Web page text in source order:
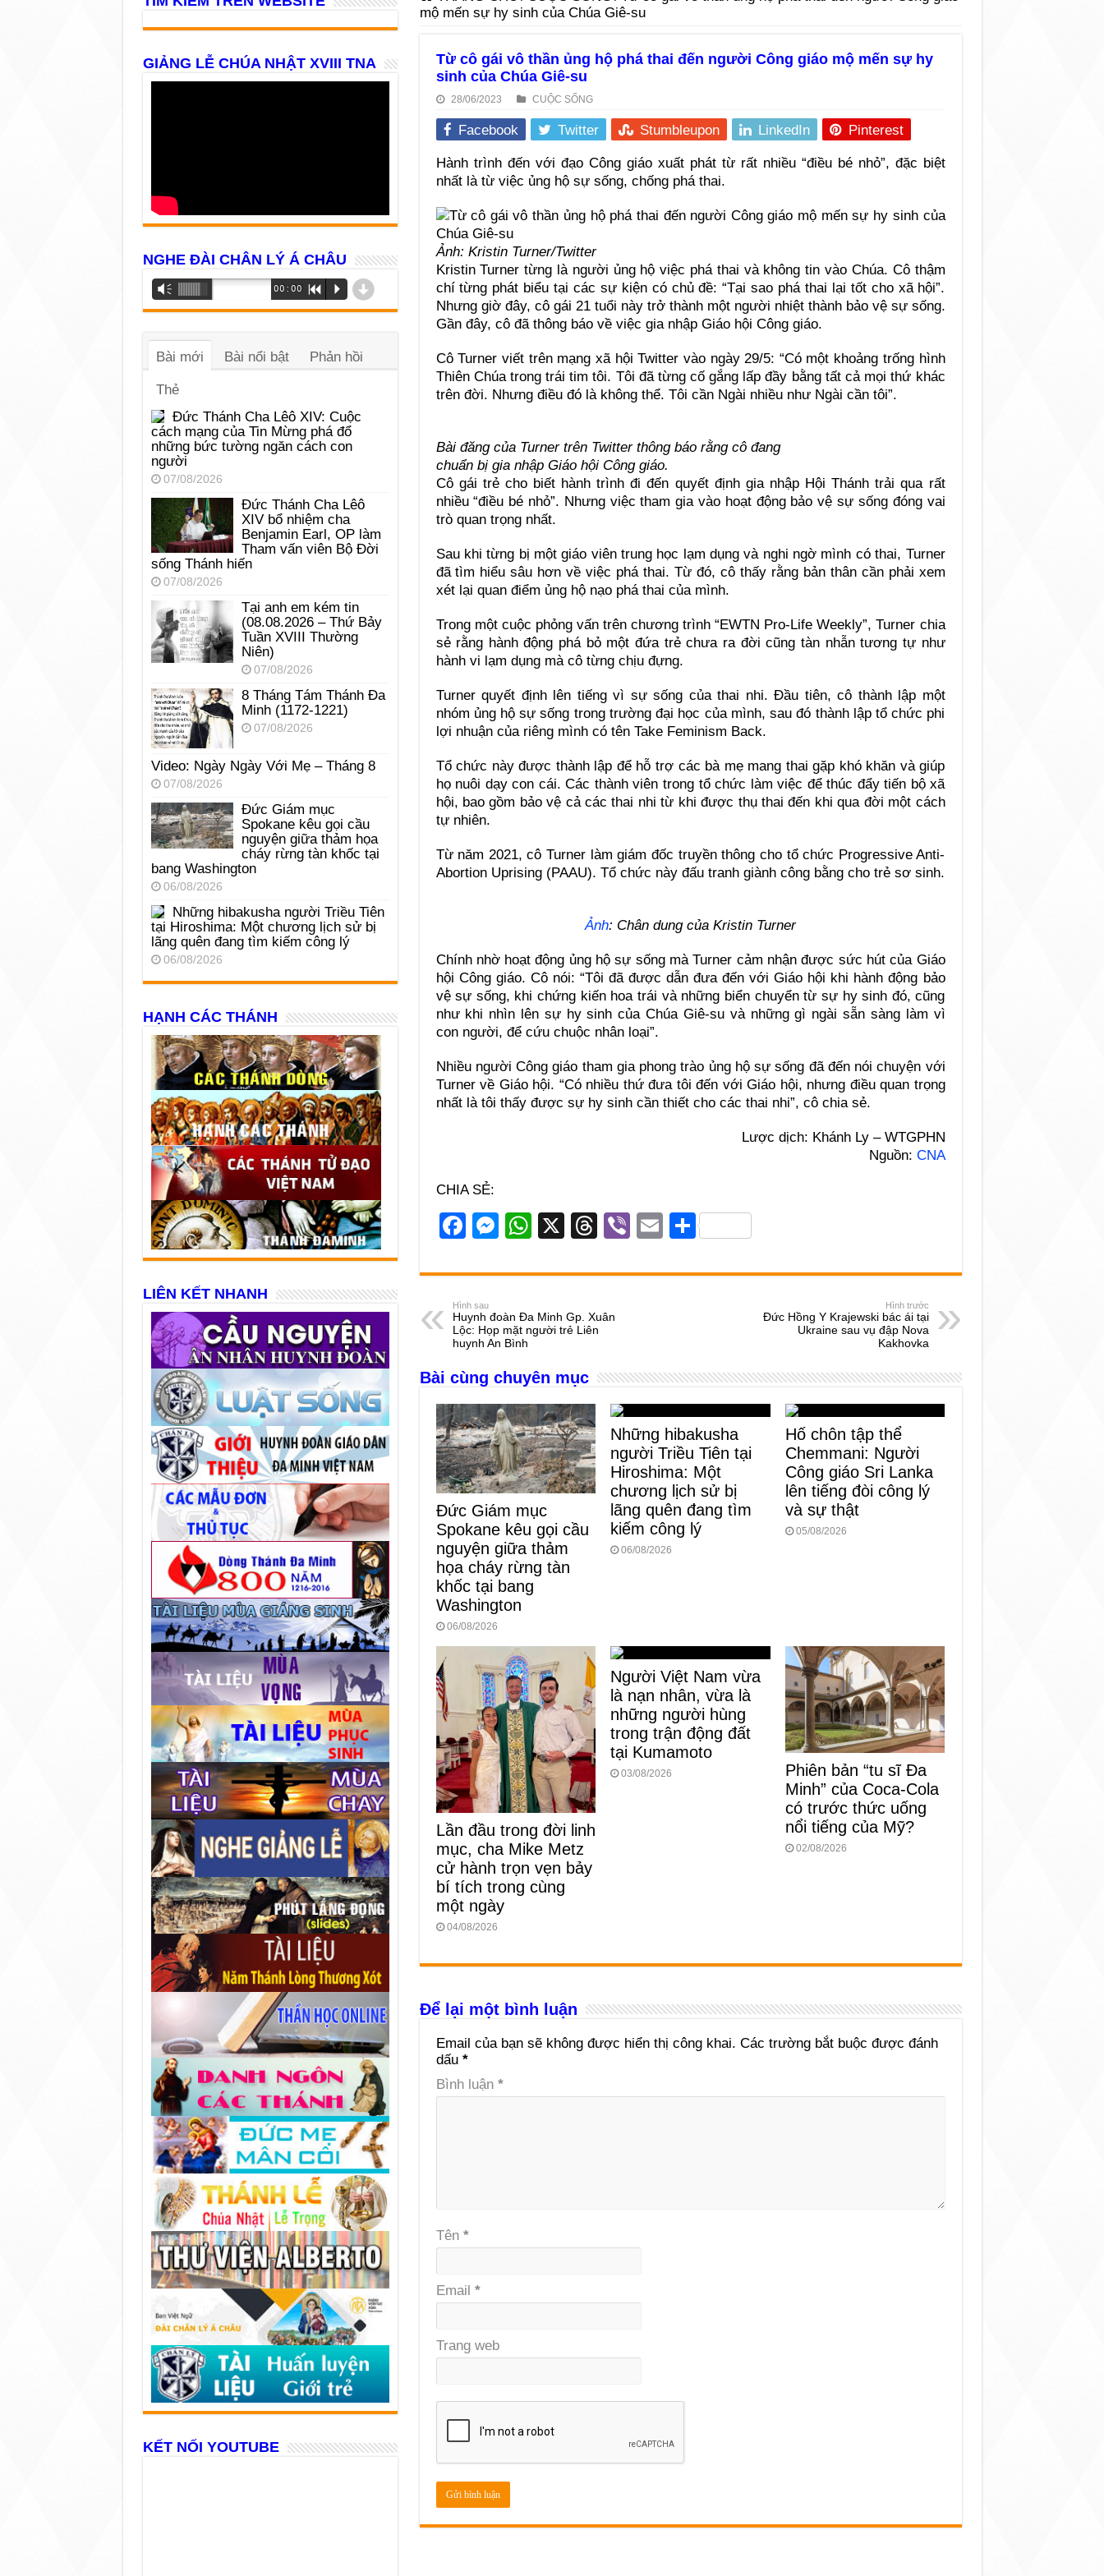
mộ mến sự hy sinh của Chúa Giê-su
Từ cô gái vô thần ủng hộ phá thai đến người Công giáo mộ mến sự hy
sinh của Chúa Giê-su
28/06/2023 CUỘC SỐNG
Facebook Twitter Stumbleupon LinkedIn Pinterest
Hành trình đến với đạo Công giáo xuất phát từ rất nhiều “điều bé nhỏ”, đặc biệt
nhất là từ việc ủng hộ sự sống, chống phá thai.
Ảnh: Kristin Turner/Twitter
Kristin Turner từng là người ủng hộ việc phá thai và không tin vào Chúa. Cô thậm
chí từng phát biểu tại các sự kiện có chủ đề: “Tại sao phá thai lại tốt cho xã hội”.
Nhưng giờ đây, cô gái 21 tuổi này trở thành một người nhiệt thành bảo vệ sự sống.
Gần đây, cô đã thông báo về việc gia nhập Giáo hội Công giáo.
Cô Turner viết trên mạng xã hội Twitter vào ngày 29/5: “Có một khoảng trống hình
Thiên Chúa trong trái tim tôi. Tôi đã từng cố gắng lấp đầy bằng tất cả mọi thứ khác
trên đời. Nhưng điều đó là không thể. Tôi cần Ngài nhiều như Ngài cần tôi”.
Bài đăng của Turner trên Twitter thông báo rằng cô đang
chuẩn bị gia nhập Giáo hội Công giáo.
Cô gái trẻ cho biết hành trình đi đến quyết định gia nhập Hội Thánh trải qua rất
nhiều “điều bé nhỏ”. Nhưng việc tham gia vào hoạt động bảo vệ sự sống đóng vai
trò quan trọng nhất.
Sau khi từng bị một giáo viên trung học lạm dụng và nghi ngờ mình có thai, Turner
đã tìm hiểu sâu hơn về việc phá thai. Từ đó, cô thấy rằng bản thân cần phải xem
xét lại quan điểm ủng hộ nạo phá thai của mình.
Trong một cuộc phỏng vấn trên chương trình “EWTN Pro-Life Weekly”, Turner chia
sẻ rằng hành động phá bỏ một đứa trẻ chưa ra đời cũng tàn nhẫn tương tự như
hành vi lạm dụng mà cô từng chịu đựng.
Turner quyết định lên tiếng vì sự sống của thai nhi. Đầu tiên, cô thành lập một
nhóm ủng hộ sự sống trong trường đại học của mình, sau đó thành lập tổ chức phi
lợi nhuận của riêng mình có tên Take Feminism Back.
Tổ chức này được thành lập để hỗ trợ các bà mẹ mang thai gặp khó khăn và giúp
họ nuôi dạy con cái. Các thành viên trong tổ chức làm việc để thúc đẩy tiến bộ xã
hội, bao gồm bảo vệ cả các thai nhi từ khi được thụ thai đến khi qua đời một cách
tự nhiên.
Từ năm 2021, cô Turner làm giám đốc truyền thông cho tổ chức Progressive Anti-
Abortion Uprising (PAAU). Tổ chức này đấu tranh giành công bằng cho trẻ sơ sinh.
Ảnh: Chân dung của Kristin Turner
Chính nhờ hoạt động ủng hộ sự sống mà Turner cảm nhận được sức hút của Giáo
hội Công giáo. Cô nói: “Tôi đã được dẫn đưa đến với Giáo hội khi hành động bảo
vệ sự sống, khi chứng kiến hoa trái và những biển chuyển từ sự hy sinh đó, cũng
như khi nhìn lên sự hy sinh của Chúa Giê-su và những gì ngài sẵn sàng làm vì
con người, để cứu chuộc nhân loại”.
Nhiều người Công giáo tham gia phong trào ủng hộ sự sống đã đến nói chuyện với
Turner về Giáo hội. “Có nhiều thứ đưa tôi đến với Giáo hội, nhưng điều quan trọng
nhất là tôi thấy được sự hy sinh cần thiết cho các thai nhi”, cô chia sẻ.
Lược dịch: Khánh Ly – WTGPHN
Nguồn: CNA
CHIA SẺ:
F
c
e
b
o
o
k
M
ss
n
g
er
W
at
A
p
X
T
e
d
Vi
er
E
ail
S
ar
Hình sau
Huynh đoàn Đa Minh Gp. Xuân
Lộc: Họp mặt người trẻ Liên
huynh An Bình
Hình trước
Đức Hồng Y Krajewski bác ái tại
Ukraine sau vụ đập Nova
Kakhovka
Bài cùng chuyên mục
Đức Giám mục
Spokane kêu gọi cầu
nguyện giữa thảm
họa cháy rừng tàn
khốc tại bang
Washington
06/08/2026
Những hibakusha
người Triều Tiên tại
Hiroshima: Một
chương lịch sử bị
lãng quên đang tìm
kiếm công lý
06/08/2026
Hố chôn tập thể
Chemmani: Người
Công giáo Sri Lanka
lên tiếng đòi công lý
và sự thật
05/08/2026
Lần đầu trong đời linh
mục, cha Mike Metz
cử hành trọn vẹn bảy
bí tích trong cùng
một ngày
04/08/2026
Người Việt Nam vừa
là nạn nhân, vừa là
những người hùng
trong trận động đất
tại Kumamoto
03/08/2026
Phiên bản “tu sĩ Đa
Minh” của Coca-Cola
có trước thức uống
nổi tiếng của Mỹ?
02/08/2026
Để lại một bình luận
Email của bạn sẽ không được hiển thị công khai. Các trường bắt buộc được đánh
dấu *
Bình luận *
Tên *
Email *
Trang web
GIẢNG LỄ CHÚA NHẬT XVIII TNA
NGHE ĐÀI CHÂN LÝ Á CHÂU
Trình
phát
âm
Vm 00:00 R P d
Bài mới Bài nổi bật Phản hồi
Thẻ
Đức Thánh Cha Lêô XIV: Cuộc
cách mạng của Tin Mừng phá đổ
những bức tường ngăn cách con
người
07/08/2026
Đức Thánh Cha Lêô
XIV bổ nhiệm cha
Benjamin Earl, OP làm
Tham vấn viên Bộ Đời
sống Thánh hiến
07/08/2026
Tại anh em kém tin
(08.08.2026 – Thứ Bảy
Tuần XVIII Thường
Niên)
07/08/2026
8 Tháng Tám Thánh Ða
Minh (1172-1221)
07/08/2026
Video: Ngày Ngày Với Mẹ – Tháng 8
07/08/2026
Đức Giám mục
Spokane kêu gọi cầu
nguyện giữa thảm họa
cháy rừng tàn khốc tại
bang Washington
06/08/2026
Những hibakusha người Triều Tiên
tại Hiroshima: Một chương lịch sử bị
lãng quên đang tìm kiếm công lý
06/08/2026
HẠNH CÁC THÁNH
LIÊN KẾT NHANH
KẾT NỐI YOUTUBE